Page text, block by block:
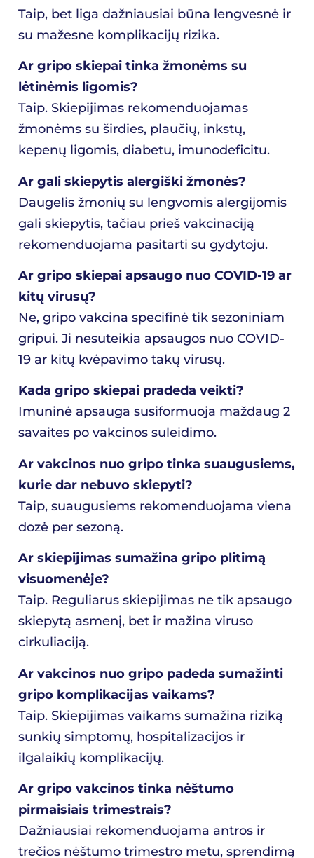
Taip, bet liga dažniausiai būna lengvesnė ir
su mažesne komplikacijų rizika.
Ar gripo skiepai tinka žmonėms su
lėtinėmis ligomis?
Taip. Skiepijimas rekomenduojamas
žmonėms su širdies, plaučių, inkstų,
kepenų ligomis, diabetu, imunodeficitu.
Ar gali skiepytis alergiški žmonės?
Daugelis žmonių su lengvomis alergijomis
gali skiepytis, tačiau prieš vakcinaciją
rekomenduojama pasitarti su gydytoju.
Ar gripo skiepai apsaugo nuo COVID-19 ar
kitų virusų?
Ne, gripo vakcina specifinė tik sezoniniam
gripui. Ji nesuteikia apsaugos nuo COVID-
19 ar kitų kvėpavimo takų virusų.
Kada gripo skiepai pradeda veikti?
Imuninė apsauga susiformuoja maždaug 2
savaites po vakcinos suleidimo.
Ar vakcinos nuo gripo tinka suaugusiems,
kurie dar nebuvo skiepyti?
Taip, suaugusiems rekomenduojama viena
dozė per sezoną.
Ar skiepijimas sumažina gripo plitimą
visuomenėje?
Taip. Reguliarus skiepijimas ne tik apsaugo
skiepytą asmenį, bet ir mažina viruso
cirkuliaciją.
Ar vakcinos nuo gripo padeda sumažinti
gripo komplikacijas vaikams?
Taip. Skiepijimas vaikams sumažina riziką
sunkių simptomų, hospitalizacijos ir
ilgalaikių komplikacijų.
Ar gripo vakcinos tinka nėštumo
pirmaisiais trimestrais?
Dažniausiai rekomenduojama antros ir
trečios nėštumo trimestro metu, sprendimą